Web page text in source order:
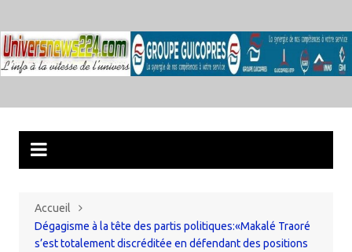
au
contenu
Accueil
Dégagisme à la tête des partis politiques:«Makalé Traoré
s’est totalement discréditée en défendant des positions